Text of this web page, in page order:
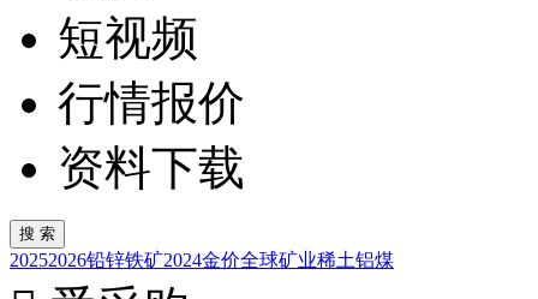
短视频
行情报价
资料下载
20252026铅锌铁矿2024金价全球矿业稀土铝煤